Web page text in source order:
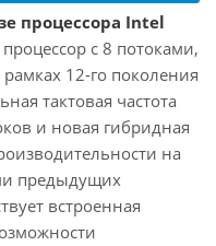
процессора Intel
с 8 потоками,
12-го поколения
тактовая частота
и новая гибридная
на
предыдущих
встроенная